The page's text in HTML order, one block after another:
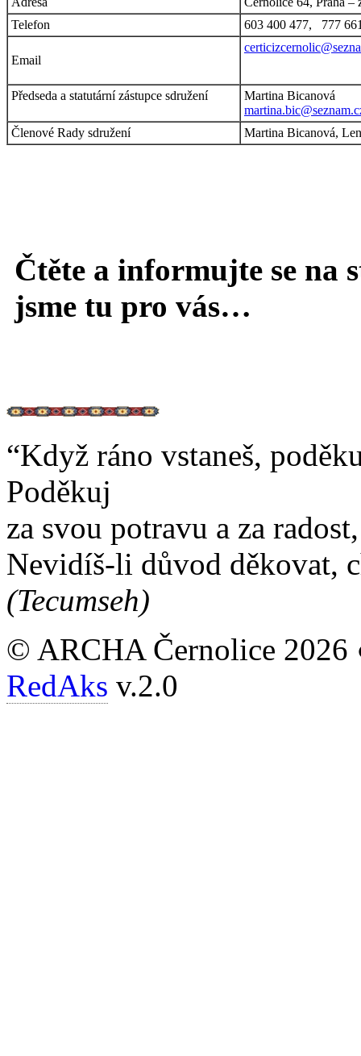
Telefon
603 400 477, 777
Email
Předseda a statutární zástupce sdružení
Martina Bicanová
Členové Rady sdružení
Martina Bicanová,
Čtěte a informujte se na
jsme tu pro vás…
“Když ráno vstaneš,
Poděkuj
za svou potravu a za
Nevidíš-li důvod děkovat,
(Tecumseh)
© ARCHA Černolice 2026
RedAks v.2.0